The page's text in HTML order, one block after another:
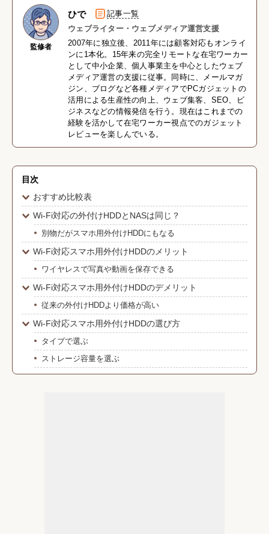
監修者
ひで
記事一覧
ウェブライター・ウェブメディア運営支援
2007年に独立後、2011年には顧客対応もオンライ
ンに1本化。15年来の完全リモートな在宅ワーカー
として中小企業、個人事業主を中心としたウェブ
メディア運営の支援に従事。同時に、メールマガ
ジン、ブログなど各種メディアでPCガジェットの
活用による生産性の向上、ウェブ集客、SEO、ビ
ジネスなどの情報発信を行う。現在はこれまでの
経験を活かして在宅ワーカー視点でのガジェット
レビューを楽しんでいる。
目次
おすすめ比較表
Wi-Fi対応の外付けHDDとNASは同じ？
別物だがスマホ用外付けHDDにもなる
Wi-Fi対応スマホ用外付けHDDのメリット
ワイヤレスで写真や動画を保存できる
Wi-Fi対応スマホ用外付けHDDのデメリット
従来の外付けHDDより価格が高い
Wi-Fi対応スマホ用外付けHDDの選び方
タイプで選ぶ
ストレージ容量を選ぶ
ミラーリング（RAID1）機能があると安心